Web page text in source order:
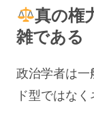
真の権
雑である
政治学者は一
ド型ではな